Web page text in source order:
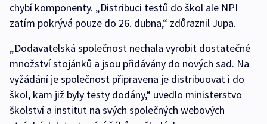
chybí komponenty. „Distribuci testů do škol ale NPI
zatím pokrývá pouze do 26. dubna,“ zdůraznil Jupa.
„Dodavatelská společnost nechala vyrobit dostatečné
množství stojánků a jsou přidávány do nových sad. Na
vyžádání je společnost připravena je distribuovat i do
škol, kam již byly testy dodány,“ uvedlo ministerstvo
školství a institut na svých společných webových